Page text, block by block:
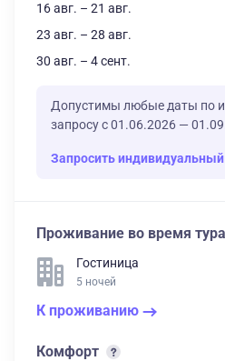
16 авг. – 21 авг.
23 авг. – 28 авг.
30 авг. – 4 сент.
Допустимы любые даты по
запросу с 01.06.2026 —
Запросить индивидуальный
Проживание во время тура
Гостиница
5 ночей
К проживанию
Комфорт